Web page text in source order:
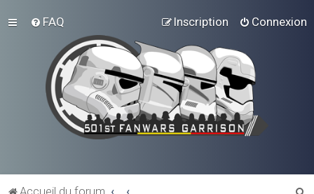
FAQ Connexion
Inscription
Accueil du forum